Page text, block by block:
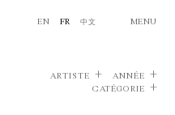
EN FR 中文 MENU
ARTISTE
ANNÉE
CATÉGORIE